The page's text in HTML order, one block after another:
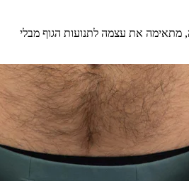
את עצמה לתנועות הגוף מבלי